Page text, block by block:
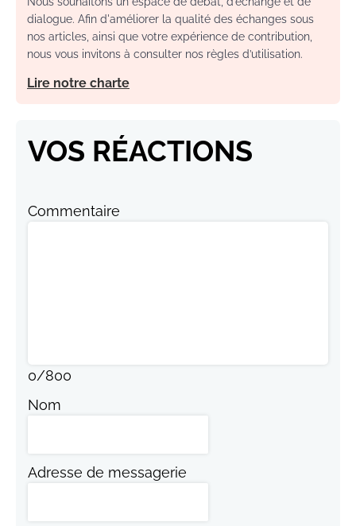
dialogue. Afin d'améliorer la qualité des échanges sous
nos articles, ainsi que votre expérience de contribution,
nous vous invitons à consulter nos règles d’utilisation.
Lire notre charte
VOS RÉACTIONS
Commentaire
0/800
Nom
Adresse de messagerie